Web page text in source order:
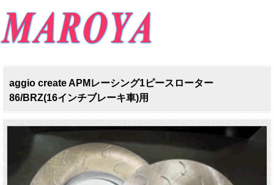
aggio create APMレーシング1ピースローター
86/BRZ(16インチブレーキ車)用